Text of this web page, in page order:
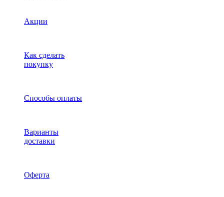
Акции
Как сделать
покупку
Способы оплаты
Варианты
доставки
Оферта